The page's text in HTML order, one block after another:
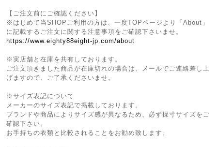
【ご注文前にご確認ください】
※はじめて当SHOPご利用の方は、一度TOPページより「About」
に記載するご注文に関する注意事項をご確認下さいませ。
https://www.eighty88eight-jp.com/about
※実店舗と在庫を共有しております。
ご注文頂きました商品が在庫切れの場合は、メールでご連絡差し上
げますので、ご了承くださいませ。
※サイズ表記について
メーカーのサイズ表記で掲載しております。
ブランドや商品によりサイズ感が異なるため、必ず採寸サイズをご
確認下さい。
お手持ちの衣類と比較されることをお勧め致します。